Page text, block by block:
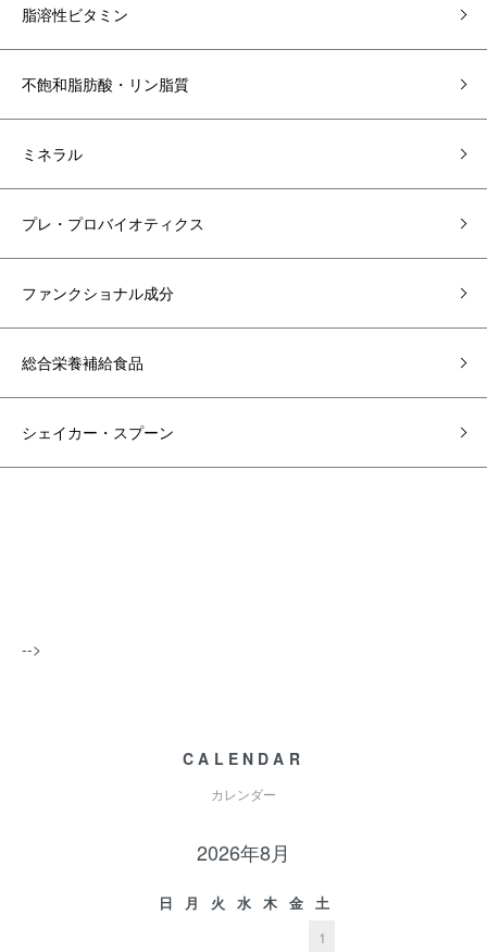
脂溶性ビタミン
不飽和脂肪酸・リン脂質
ミネラル
プレ・プロバイオティクス
ファンクショナル成分
総合栄養補給食品
シェイカー・スプーン
-->
CALENDAR
カレンダー
2026年8月
日 月 火 水 木 金
土
1